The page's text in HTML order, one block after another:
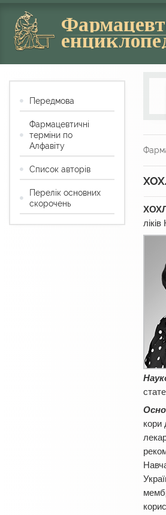
кори
Передмова
Фармацевтичні
терміни по
Алфавіту
Список авторів
Перелік основних
скорочень